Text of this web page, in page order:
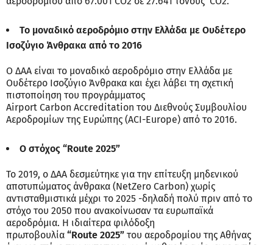
Το μοναδικό αεροδρόμιο στην Ελλάδα με Ουδέτερο
Ισοζύγιο Άνθρακα από το 2016
Ο ΔΑΑ είναι το μοναδικό αεροδρόμιο στην Ελλάδα με
Ουδέτερο Ισοζύγιο Άνθρακα και έχει λάβει τη σχετική
πιστοποίηση του προγράμματος
Airport Carbon Accreditation του Διεθνούς Συμβουλίου
Αεροδρομίων της Ευρώπης (ACI-Europe) από το 2016.
Ο στόχος “Route 2025”
Το 2019, ο ΔΑΑ δεσμεύτηκε για την επίτευξη μηδενικού
αποτυπώματος άνθρακα (NetZero Carbon) χωρίς
αντισταθμιστικά μέχρι το 2025 -δηλαδή πολύ πριν από το
στόχο του 2050 που ανακοίνωσαν τα ευρωπαϊκά
αεροδρόμια. Η ιδιαίτερα φιλόδοξη
πρωτοβουλία “Route 2025” του αεροδρομίου της Αθήνας